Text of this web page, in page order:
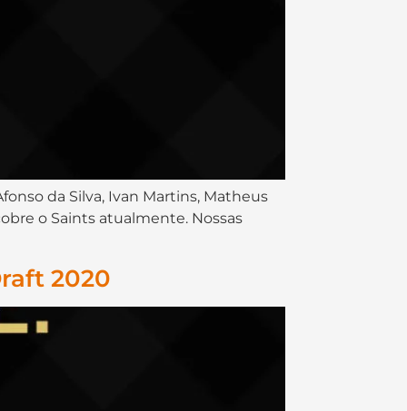
da Silva, Ivan Martins, Matheus
o Saints atualmente. Nossas
2020